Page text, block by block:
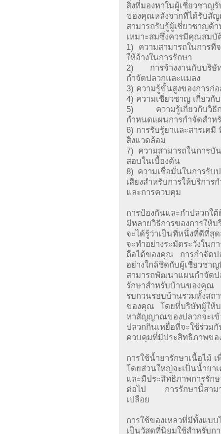
สิ่งที่มองหาในผู้เชี่ยวชา
ของคุณหลังจากที่ได้รับสั
สามารถรับรู้ผู้เชี่ยวชาญด้
เหมาะสมซึ่งควรมีคุณสมบั
1) ความสามารถในการที่
ให้อ้างในการรักษา
2) การจ้างงานกับบริษัท
กำจัดปลวกและแมลง
3) ความรู้ขั้นสูงของการก่
4) ความเชี่ยวชาญ เกี่ยวกั
5) ความรู้เกี่ยวกับวิธีกา
กำหนดแผนการกำจัดสำ
6) การรับรู้ยาและสารเค
สิ่งแวดล้อม
7) ความสามารถในการบั
สอบในเบื้องต้น
8) ความเชื่อมั่นในการรับ
เสียงสำหรับการให้บริกา
และการควบคุม
การป้องกันและกำปลวกใ
มีหลายวิธีการของการใ
จะได้รู้ว่าเป็นที่หนึ่งที่ดีที่
จะทำอย่างระมัดระวังใน
ถือได้ของคุณ การกำจัดป
อย่างใกล้ชิดกับผู้เชี่ยว
สามารถพัฒนาแผนกำจัดป
รักษาสำหรับบ้านของคุณ
รบกวนรอบบ้านรวมทั้งส
ของคุณ โดยที่บริษัทผู้ให้
หาสัญญาณของปลวกจะเ
ปลวกกินเหยื่อที่จะใช้ร่วม
ควบคุมที่มีประสิทธิภาพข
การใช้น้ำยารักษาเนื้อไม้
โดยส่วนใหญ่จะเป็นน้ำยา
และมีประสิทธิภาพการรัก
ต่อไป การรักษานี้สามา
เปลือย
การใช้ของเหลวที่มีทั้งแบ
เป็นวัสดุที่นิยมใช้สำหรับ